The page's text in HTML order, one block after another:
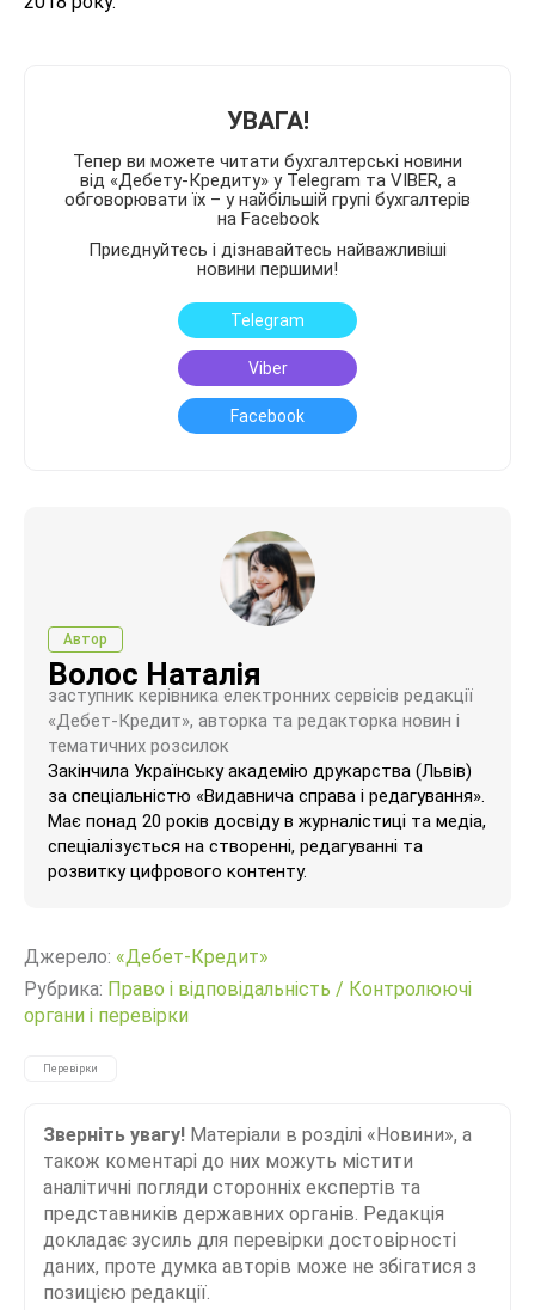
УВАГА!
Тепер ви можете читати бухгалтерські новини
від «Дебету-Кредиту» у Telegram та VIBER, а
обговорювати їх – у найбільшій групі бухгалтерів
на Facebook
Приєднуйтесь і дізнавайтесь найважливіші
новини першими!
Telegram
Viber
Facebook
Автор
Волос Наталія
заступник керівника електронних сервісів редакції
«Дебет-Кредит», авторка та редакторка новин і
тематичних розсилок
Закінчила Українську академію друкарства (Львів)
за спеціальністю «Видавнича справа і редагування».
Має понад 20 років досвіду в журналістиці та медіа,
спеціалізується на створенні, редагуванні та
розвитку цифрового контенту.
Джерело: «Дебет-Кредит»
Рубрика: Право і відповідальність / Контролюючі
органи і перевірки
Перевірки
Зверніть увагу! Матеріали в розділі «Новини», а
також коментарі до них можуть містити
аналітичні погляди сторонніх експертів та
представників державних органів. Редакція
докладає зусиль для перевірки достовірності
даних, проте думка авторів може не збігатися з
позицією редакції.